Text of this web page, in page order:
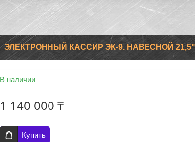
ЭЛЕКТРОННЫЙ КАССИР ЭК-9. НАВЕСНОЙ 21,5"
В наличии
1 140 000 ₸
Купить